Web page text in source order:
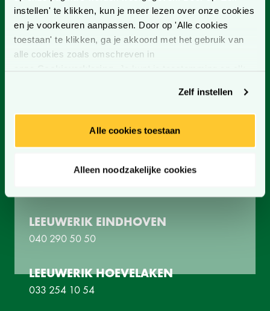
instellen' te klikken, kun je meer lezen over onze cookies
en je voorkeuren aanpassen. Door op 'Alle cookies
toestaan' te klikken, ga je akkoord met het gebruik van
alle cookies zoals omschreven in
Zelf instellen
Alle cookies toestaan
Alleen noodzakelijke cookies
Bezig met laden
Schrijf je in voor onze nieuwsbrief!
Blijf op de hoogte van onze nieuwe producten, services,
trends, evenementen en nog veel meer!
CONTACTGEGEVENS
LEEUWERIK EINDHOVEN
040 290 50 50
LEEUWERIK HOEVELAKEN
033 254 10 54